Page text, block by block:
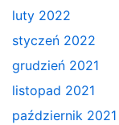
luty 2022
styczeń 2022
grudzień 2021
listopad 2021
październik 2021